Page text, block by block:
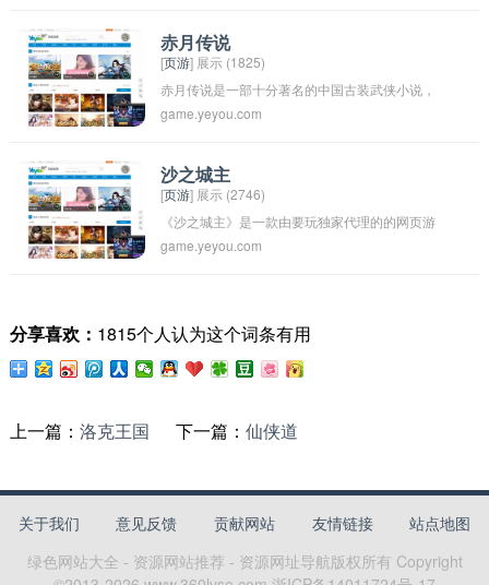
一，具有深刻的社会意义和艺术价值。
他玩家互动交流，体验音乐的魅力。游戏中拥有
丰富多样的音乐元素和主题活动，让玩家可以尽
情享受音乐的乐趣。洛克王国是一个以音乐为主
题的虚拟社区游戏，吸引了许多喜欢音乐的玩家
赤月传说
[页游] 展示 (1825)
赤月传说是一部十分著名的中国古装武侠小说，
由作家江南创作。这部小说以武侠与仙侠结合，
之间的恩怨情仇，以及他们在江湖中的斗争和成
长。小说情节曲折精彩，人物性格鲜明，被誉为
是一部经典之作。
game.yeyou.com
沙之城主
[页游] 展示 (2746)
《沙之城主》是一款由要玩独家代理的的网页游
戏，新的战乱即将在玛法大陆上展开，沙城和沙
game.yeyou.com
分享喜欢： 1815个人认为这个词条有用
上一篇： 洛克王国 下一篇： 仙侠道
关于我们 意见反馈 贡献网站 友情链接
站点地图
绿色网站大全 - 资源网站推荐 - 资源网址导航版权所有 Copyright